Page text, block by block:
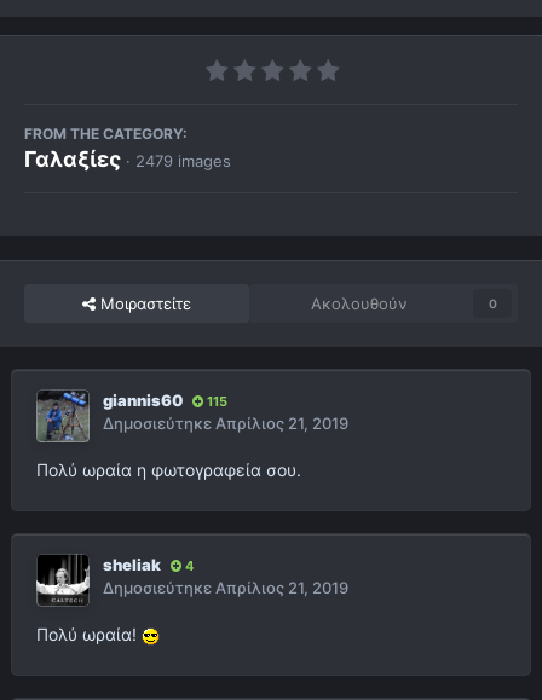
FROM THE CATEGORY:
Γαλαξίες · 2479 images
Μοιραστείτε Ακολουθούν 0
giannis60 115
ΔημοσιεύτηκεΑπρίλιος 21, 2019
Πολύ ωραία η φωτογραφεία σου.
sheliak 4
ΔημοσιεύτηκεΑπρίλιος 21, 2019
Πολύ ωραία!